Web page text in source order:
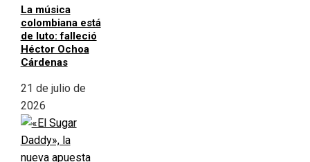
La música
colombiana está
de luto: falleció
Héctor Ochoa
Cárdenas
21 de julio de
2026